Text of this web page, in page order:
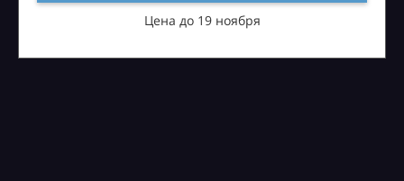
Цена до 19 ноября